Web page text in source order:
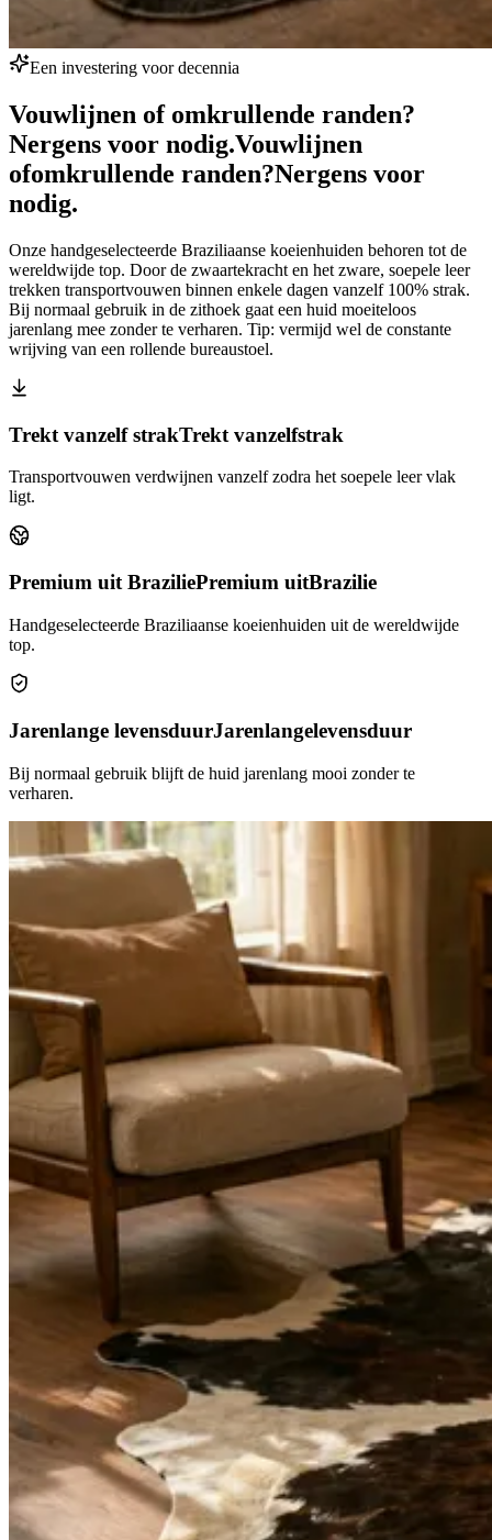
Een investering voor decennia
Vouwlijnen of omkrullende randen?
Nergens voor nodig.Vouwlijnen
ofomkrullende randen?Nergens voor
nodig.
Onze handgeselecteerde Braziliaanse koeienhuiden behoren tot de
wereldwijde top. Door de zwaartekracht en het zware, soepele leer
trekken transportvouwen binnen enkele dagen vanzelf 100% strak.
Bij normaal gebruik in de zithoek gaat een huid moeiteloos
jarenlang mee zonder te verharen. Tip: vermijd wel de constante
wrijving van een rollende bureaustoel.
Trekt vanzelf strakTrekt vanzelfstrak
Transportvouwen verdwijnen vanzelf zodra het soepele leer vlak
ligt.
Premium uit BraziliePremium uitBrazilie
Handgeselecteerde Braziliaanse koeienhuiden uit de wereldwijde
top.
Jarenlange levensduurJarenlangelevensduur
Bij normaal gebruik blijft de huid jarenlang mooi zonder te
verharen.